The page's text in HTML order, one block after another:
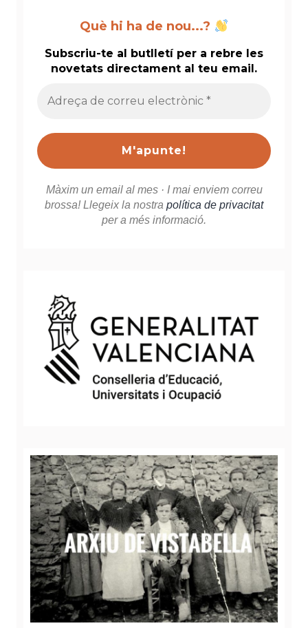
Què hi ha de nou...?
Subscriu-te al butlletí per a rebre les
novetats directament al teu email.
*
Màxim un email al mes · I mai enviem correu
brossa! Llegeix la nostra política de privacitat
per a més informació.